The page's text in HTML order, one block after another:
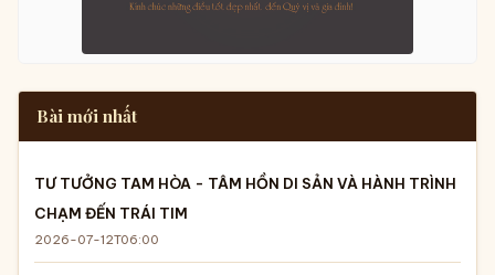
Bài mới nhất
TƯ TƯỞNG TAM HÒA - TÂM HỒN DI SẢN VÀ HÀNH TRÌNH
CHẠM ĐẾN TRÁI TIM
2026-07-12T06:00